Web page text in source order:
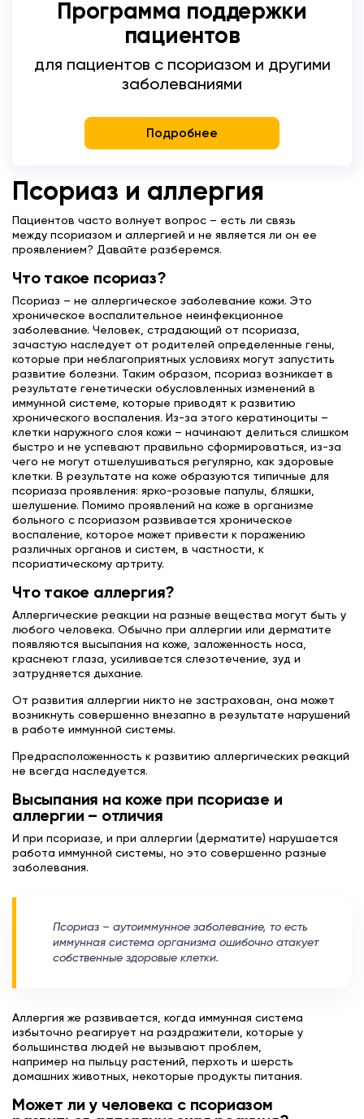
Программа поддержки
пациентов
для пациентов с псориазом и другими
заболеваниями
Подробнее
Псориаз и аллергия
Пациентов часто волнует вопрос – есть ли связь
между псориазом и аллергией и не является ли он ее
проявлением? Давайте разберемся.
Что такое псориаз?
Псориаз – не аллергическое заболевание кожи. Это
хроническое воспалительное неинфекционное
заболевание. Человек, страдающий от псориаза,
зачастую наследует от родителей определенные гены,
которые при неблагоприятных условиях могут запустить
развитие болезни. Таким образом, псориаз возникает в
результате генетически обусловленных изменений в
иммунной системе, которые приводят к развитию
хронического воспаления. Из-за этого кератиноциты –
клетки наружного слоя кожи – начинают делиться слишком
быстро и не успевают правильно сформироваться, из-за
чего не могут отшелушиваться регулярно, как здоровые
клетки. В результате на коже образуются типичные для
псориаза проявления: ярко-розовые папулы, бляшки,
шелушение. Помимо проявлений на коже в организме
больного с псориазом развивается хроническое
воспаление, которое может привести к поражению
различных органов и систем, в частности, к
псориатическому артриту.
Что такое аллергия?
Аллергические реакции на разные вещества могут быть у
любого человека. Обычно при аллергии или дерматите
появляются высыпания на коже, заложенность носа,
краснеют глаза, усиливается слезотечение, зуд и
затрудняется дыхание.
От развития аллергии никто не застрахован, она может
возникнуть совершенно внезапно в результате нарушений
в работе иммунной системы.
Предрасположенность к развитию аллергических реакций
не всегда наследуется.
Высыпания на коже при псориазе и
аллергии – отличия
И при псориазе, и при аллергии (дерматите) нарушается
работа иммунной системы, но это совершенно разные
заболевания.
Псориаз – аутоиммунное заболевание, то есть
иммунная система организма ошибочно атакует
собственные здоровые клетки.
Аллергия же развивается, когда иммунная система
избыточно реагирует на раздражители, которые у
большинства людей не вызывают проблем,
например на пыльцу растений, перхоть и шерсть
домашних животных, некоторые продукты питания.
Может ли у человека с псориазом